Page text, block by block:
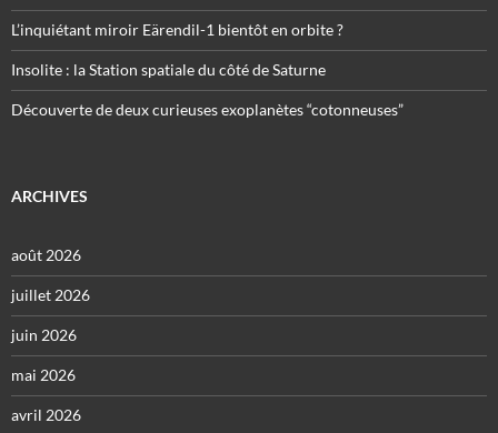
L’inquiétant miroir Eärendil-1 bientôt en orbite ?
Insolite : la Station spatiale du côté de Saturne
Découverte de deux curieuses exoplanètes “cotonneuses”
ARCHIVES
août 2026
juillet 2026
juin 2026
mai 2026
avril 2026